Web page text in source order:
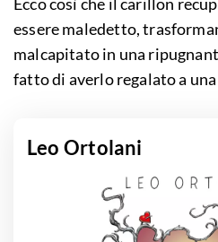
Ecco così che il carillon
essere maledetto,
malcapitato in una
fatto di averlo regalato a
Leo Ortolani